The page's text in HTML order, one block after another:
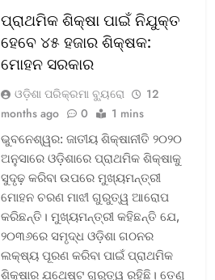
ପ୍ରାଥମିକ ଶିକ୍ଷା ପାଇଁ ନିଯୁକ୍ତ
ହେବେ ୪୫ ହଜାର ଶିକ୍ଷକ:
ମୋହନ ସରକାର
ଓଡ଼ିଶା ପରିକ୍ରମା ବ୍ୟୁରୋ
12
months ago
0 1 mins
ଭୁବନେଶ୍ୱର: ଜାତୀୟ ଶିକ୍ଷାନୀତି ୨୦୨୦
ଅନୁସାରେ ଓଡ଼ିଶାରେ ପ୍ରାଥମିକ ଶିକ୍ଷାକୁ
ସୁଦୃଢ଼ କରିବା ଉପରେ ମୁଖ୍ୟମନ୍ତ୍ରୀ
ମୋହନ ଚରଣ ମାଝୀ ଗୁରୁତ୍ୱ ଆରୋପ
କରିଛନ୍ତି। ମୁଖ୍ୟମନ୍ତ୍ରୀ କହିଛନ୍ତି ଯେ,
୨୦୩୬ରେ ସମୃଦ୍ଧ ଓଡ଼ିଶା ଗଠନର
ଲକ୍ଷ୍ୟ ପୂରଣ କରିବା ପାଇଁ ପ୍ରାଥମିକ
ଶିକ୍ଷାର ଯଥେଷ୍ଟ ଗୁରୁତ୍ୱ ରହିଛି। ତେଣୁ